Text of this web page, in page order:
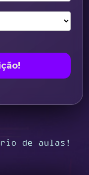
de aulas!